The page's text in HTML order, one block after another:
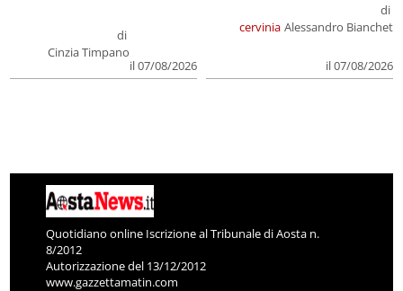
di
Cinzia Timpano
il 07/08/2026
cervinia
di
Alessandro Bianchet
il 07/08/2026
Quotidiano online Iscrizione al Tribunale di Aosta n.
8/2012
Autorizzazione del 13/12/2012
www.gazzettamatin.com